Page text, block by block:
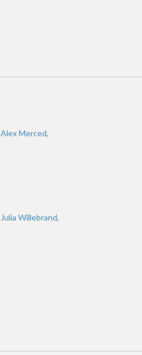
Alex Merced,
Julia Willebrand,